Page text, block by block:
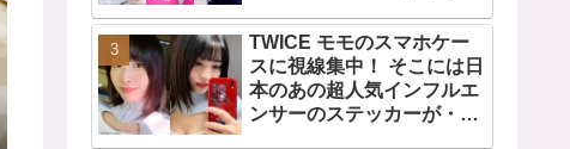
せられた練習生12人の氏名
が公表
TWICE モモのスマホケー
スに視線集中！ そこには日
本のあの超人気インフルエ
ンサーのステッカーが・・